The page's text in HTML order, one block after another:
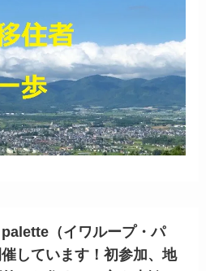
（イワループ・パ
しています！初参加、地